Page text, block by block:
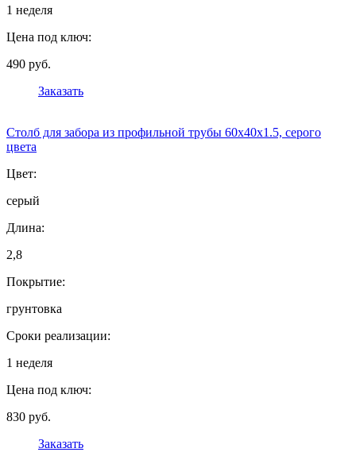
1 неделя
Цена под ключ:
490 руб.
Заказать
Столб для забора из профильной трубы 60х40х1.5, серого
цвета
Цвет:
серый
Длина:
2,8
Покрытие:
грунтовка
Сроки реализации:
1 неделя
Цена под ключ:
830 руб.
Заказать